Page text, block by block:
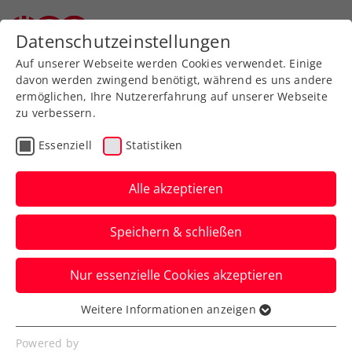
Aktuelle News
News filtern
Datenschutzeinstellungen
Auf unserer Webseite werden Cookies verwendet. Einige
davon werden zwingend benötigt, während es uns andere
ermöglichen, Ihre Nutzererfahrung auf unserer Webseite
zu verbessern.
Essenziell Statistiken
Alle akzeptieren
Speichern & schließen
Nur essenzielle Cookies akzeptieren
Essenziell
Essenzielle Cookies werden für grundlegende
Weitere Informationen anzeigen
Powered by